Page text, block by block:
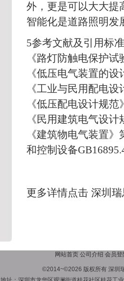
外，更是可以大大提
智能化是道路照明发
5参考文献及引用标
《路灯防触电保护
《低压电气装置的
《工业与民用配电
《低压配电设计规范
《民用建筑电气设计
《建筑物电气装置
和控制设备
更多详情点击深圳
网站首页 公司介绍 会员登
©2014~©2026 版权所有 深圳